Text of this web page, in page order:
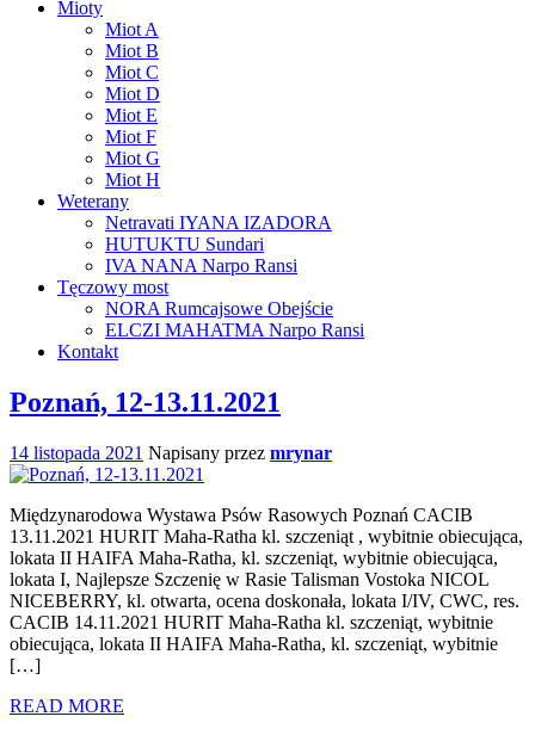
Mioty
Miot A
Miot B
Miot C
Miot D
Miot E
Miot F
Miot G
Miot H
Weterany
Netravati IYANA IZADORA
HUTUKTU Sundari
IVA NANA Narpo Ransi
Tęczowy most
NORA Rumcajsowe Obejście
ELCZI MAHATMA Narpo Ransi
Kontakt
Poznań, 12-13.11.2021
14 listopada 2021 Napisany przez mrynar
Międzynarodowa Wystawa Psów Rasowych Poznań CACIB
13.11.2021 HURIT Maha-Ratha kl. szczeniąt , wybitnie obiecująca,
lokata II HAIFA Maha-Ratha, kl. szczeniąt, wybitnie obiecująca,
lokata I, Najlepsze Szczenię w Rasie Talisman Vostoka NICOL
NICEBERRY, kl. otwarta, ocena doskonała, lokata I/IV, CWC, res.
CACIB 14.11.2021 HURIT Maha-Ratha kl. szczeniąt, wybitnie
obiecująca, lokata II HAIFA Maha-Ratha, kl. szczeniąt, wybitnie
[…]
READ MORE